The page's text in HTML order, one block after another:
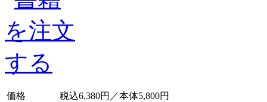
価格
税込6,380円／本体5,800円